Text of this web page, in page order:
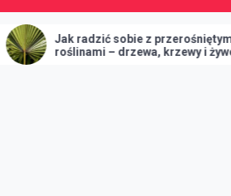
radzić sobie z przerośniętymi
– drzewa, krzewy i żywopłoty